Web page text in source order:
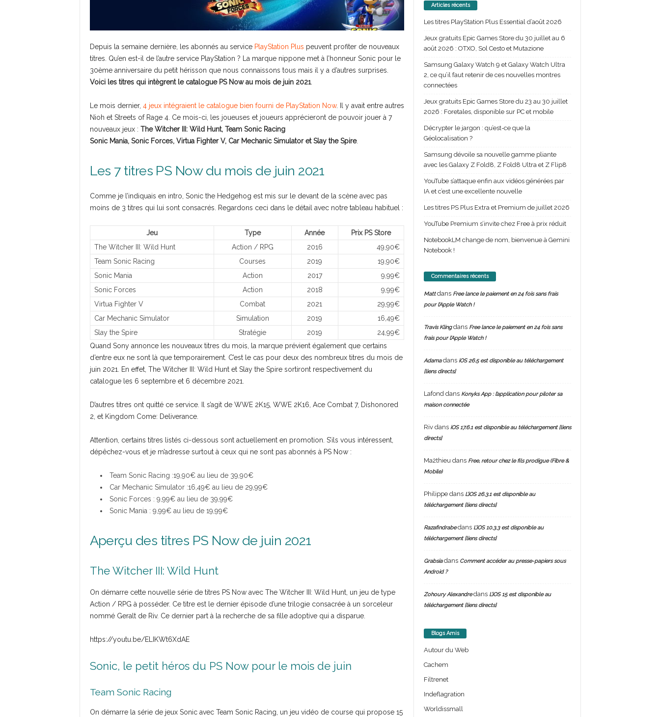
Depuis la semaine dernière, les abonnés au service PlayStation Plus peuvent profiter de nouveaux
titres. Qu’en est-il de l’autre service PlayStation ? La marque nippone met à l’honneur Sonic pour le
30ème anniversaire du petit hérisson que nous connaissons tous mais il y a d’autres surprises.
Voici les titres qui intègrent le catalogue PS Now au mois de juin 2021.
Le mois dernier, 4 jeux intégraient le catalogue bien fourni de PlayStation Now. Il y avait entre autres
Nioh et Streets of Rage 4. Ce mois-ci, les joueuses et joueurs apprécieront de pouvoir jouer à 7
nouveaux jeux : The Witcher III: Wild Hunt, Team Sonic Racing
Sonic Mania, Sonic Forces, Virtua Fighter V, Car Mechanic Simulator et Slay the Spire.
Les 7 titres PS Now du mois de juin 2021
Comme je l’indiquais en intro, Sonic the Hedgehog est mis sur le devant de la scène avec pas
moins de 3 titres qui lui sont consacrés. Regardons ceci dans le détail avec notre tableau habituel :
Jeu Type Année
Prix PS Store
The Witcher III: Wild Hunt
Action / RPG 2016
49,90€
Team Sonic Racing
Courses 2019
19,90€
Sonic Mania
Action 2017
9,99€
Sonic Forces
Action 2018
9,99€
Virtua Fighter V
Combat 2021
29,99€
Car Mechanic Simulator
Simulation 2019
16,49€
Slay the Spire
Stratégie 2019
24,99€
Quand Sony annonce les nouveaux titres du mois, la marque prévient également que certains
d’entre eux ne sont là que temporairement. C’est le cas pour deux des nombreux titres du mois de
juin 2021. En effet, The Witcher III: Wild Hunt et Slay the Spire sortiront respectivement du
catalogue les 6 septembre et 6 décembre 2021.
D’autres titres ont quitté ce service. Il s’agit de WWE 2K15, WWE 2K16, Ace Combat 7, Dishonored
2, et Kingdom Come: Deliverance.
Attention, certains titres listés ci-dessous sont actuellement en promotion. S’ils vous intéressent,
dépêchez-vous et je m’adresse surtout à ceux qui ne sont pas abonnés à PS Now :
Team Sonic Racing :19,90€ au lieu de 39,90€
Car Mechanic Simulator :16,49€ au lieu de 29,99€
Sonic Forces : 9,99€ au lieu de 39,99€
Sonic Mania : 9,99€ au lieu de 19,99€
Aperçu des titres PS Now de juin 2021
The Witcher III: Wild Hunt
On démarre cette nouvelle série de titres PS Now avec The Witcher III: Wild Hunt, un jeu de type
Action / RPG à posséder. Ce titre est le dernier épisode d’une trilogie consacrée à un sorceleur
nommé Geralt de Riv. Ce dernier part à la recherche de sa fille adoptive qui a disparue.
https://youtu.be/ELIKWt6XdAE
Sonic, le petit héros du PS Now pour le mois de juin
Team Sonic Racing
On démarre la série de jeux Sonic avec Team Sonic Racing, un jeu vidéo de course qui propose 15
Articles récents
Les titres PlayStation Plus Essential d’août 2026
Jeux gratuits Epic Games Store du 30 juillet au 6
août 2026 : OTXO, Sol Cesto et Mutazione
Samsung Galaxy Watch 9 et Galaxy Watch Ultra
2, ce qu’il faut retenir de ces nouvelles montres
connectées
Jeux gratuits Epic Games Store du 23 au 30 juillet
2026 : Foretales, disponible sur PC et mobile
Décrypter le jargon : qu’est-ce que la
Géolocalisation ?
Samsung dévoile sa nouvelle gamme pliante
avec les Galaxy Z Fold8, Z Fold8 Ultra et Z Flip8
YouTube s’attaque enfin aux vidéos générées par
IA et c’est une excellente nouvelle
Les titres PS Plus Extra et Premium de juillet 2026
YouTube Premium s’invite chez Free à prix réduit
NotebookLM change de nom, bienvenue à Gemini
Notebook !
Commentaires récents
Mattdans Free lance le paiement en 24 fois sans frais
pour l’Apple Watch !
Travis Klingdans Free lance le paiement en 24 fois sans
frais pour l’Apple Watch !
Adamadans iOS 26.5 est disponible au téléchargement
[liens directs]
Lafond dans Konyks App : l’application pour piloter sa
maison connectée
Rivdans iOS 17.6.1 est disponible au téléchargement [liens
directs]
Ma2thieu dans Free, retour chez le fils prodigue (Fibre &
Mobile)
Philippedans L’iOS 26.3.1 est disponible au
téléchargement [liens directs]
Razafindrabedans L’iOS 10.3.3 est disponible au
téléchargement [liens directs]
Grabsiadans Comment accéder au presse-papiers sous
Android ?
Zohoury Alexandredans L’iOS 15 est disponible au
téléchargement [liens directs]
Blogs Amis
Autour du Web
Cachem
Filtrenet
Indeflagration
Worldissmall